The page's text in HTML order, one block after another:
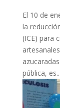
El 10 de
la
(ICE) para
pública, es...